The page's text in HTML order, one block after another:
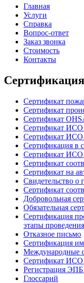
Главная
Услуги
Справка
Вопрос-ответ
Заказ звонка
Стоимость
Контакты
Сертификация
Сертификат
Сертификат
Сертификат
Сертификат ИСО
Сертификат ИСО
Сертификация в
Сертификат ИСО
Сертификат
Сертификат на
Свидетельство о
Сертификат
Добровольная
Обязательная
Сертификация
этапы проведения
Отказное письмо
Сертификация
Международные
Сертификат ИСО
Регистрация ЭПБ
Глоссарий